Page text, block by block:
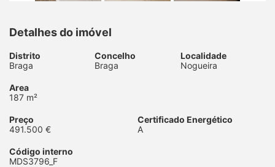
Detalhes do imóvel
Distrito
Braga
Concelho
Braga
Localidade
Nogueira
Area
187 m²
Preço
491.500 €
Certificado Energético
A
Código interno
MDS3796_F